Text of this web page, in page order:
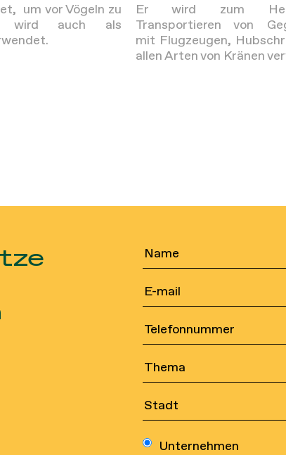
um vor Vögeln zu
wird auch als
Er wird zum
Transportieren von
mit Flugzeugen,
allen Arten von Kränen
Unternehmen